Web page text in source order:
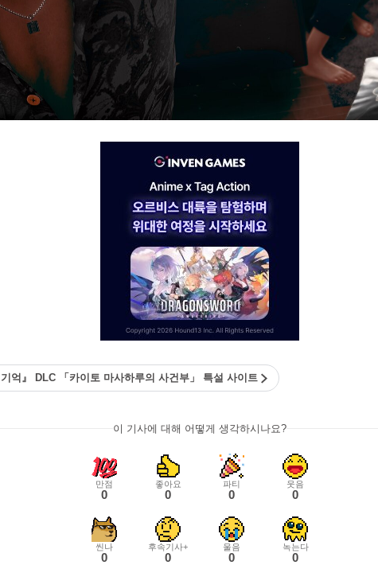
억』 DLC 「카이토 마사하루의 사건부」 특설 사이트
이 기사에 대해 어떻게 생각하시나요?
만점
0
좋아요
0
파티
0
웃음
0
씬나
0
후속기사+
0
울음
0
녹는다
0